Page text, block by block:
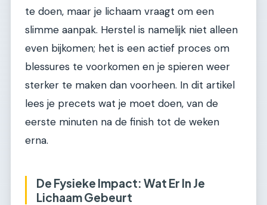
te doen, maar je lichaam vraagt om een
slimme aanpak. Herstel is namelijk niet alleen
even bijkomen; het is een actief proces om
blessures te voorkomen en je spieren weer
sterker te maken dan voorheen. In dit artikel
lees je precets wat je moet doen, van de
eerste minuten na de finish tot de weken
erna.
De Fysieke Impact: Wat Er In Je
Lichaam Gebeurt